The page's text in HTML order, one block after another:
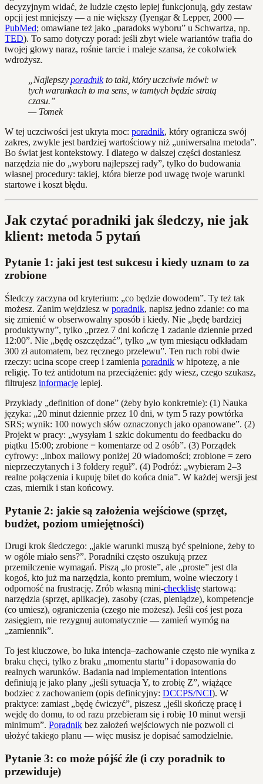
decyzyjnym widać, że ludzie często lepiej funkcjonują, gdy zestaw
opcji jest mniejszy — a nie większy (Iyengar & Lepper, 2000 —
PubMed; omawiane też jako „paradoks wyboru” u Schwartza, np.
TED). To samo dotyczy porad: jeśli zbyt wiele wariantów trafia do
twojej głowy naraz, rośnie tarcie i maleje szansa, że cokolwiek
wdrożysz.
„Najlepszyporadnikto taki, który uczciwie mówi: w
tych warunkach to ma sens, w tamtych będzie stratą
czasu.”
— Tomek
W tej uczciwości jest ukryta moc: poradnik, który ogranicza swój
zakres, zwykle jest bardziej wartościowy niż „uniwersalna metoda”.
Bo świat jest kontekstowy. I dlatego w dalszej części dostaniesz
narzędzia nie do „wyboru najlepszej rady”, tylko do budowania
własnej procedury: takiej, która bierze pod uwagę twoje warunki
startowe i koszt błędu.
Jak czytać poradniki jak śledczy, nie jak
klient: metoda 5 pytań
Pytanie 1: jaki jest test sukcesu i kiedy uznam to za
zrobione
Śledczy zaczyna od kryterium: „co będzie dowodem”. Ty też tak
możesz. Zanim wejdziesz w poradnik, napisz jedno zdanie: co ma
się zmienić w obserwowalny sposób i kiedy. Nie „będę bardziej
produktywny”, tylko „przez 7 dni kończę 1 zadanie dziennie przed
12:00”. Nie „będę oszczędzać”, tylko „w tym miesiącu odkładam
300 zł automatem, bez ręcznego przelewu”. Ten ruch robi dwie
rzeczy: ucina scope creep i zamienia poradnik w hipotezę, a nie
religię. To też antidotum na przeciążenie: gdy wiesz, czego szukasz,
filtrujesz informacje lepiej.
Przykłady „definition of done” (żeby było konkretnie): (1) Nauka
języka: „20 minut dziennie przez 10 dni, w tym 5 razy powtórka
SRS; wynik: 100 nowych słów oznaczonych jako opanowane”. (2)
Projekt w pracy: „wysyłam 1 szkic dokumentu do feedbacku do
piątku 15:00; zrobione = komentarze od 2 osób”. (3) Porządek
cyfrowy: „inbox mailowy poniżej 20 wiadomości; zrobione = zero
nieprzeczytanych i 3 foldery reguł”. (4) Podróż: „wybieram 2–3
realne połączenia i kupuję bilet do końca dnia”. W każdej wersji jest
czas, miernik i stan końcowy.
Pytanie 2: jakie są założenia wejściowe (sprzęt,
budżet, poziom umiejętności)
Drugi krok śledczego: „jakie warunki muszą być spełnione, żeby to
w ogóle miało sens?”. Poradniki często oszukują przez
przemilczenie wymagań. Piszą „to proste”, ale „proste” jest dla
kogoś, kto już ma narzędzia, konto premium, wolne wieczory i
odporność na frustrację. Zrób własną mini-checklistę startową:
narzędzia (sprzęt, aplikacje), zasoby (czas, pieniądze), kompetencje
(co umiesz), ograniczenia (czego nie możesz). Jeśli coś jest poza
zasięgiem, nie rezygnuj automatycznie — zamień wymóg na
„zamiennik”.
To jest kluczowe, bo luka intencja–zachowanie często nie wynika z
braku chęci, tylko z braku „momentu startu” i dopasowania do
realnych warunków. Badania nad implementation intentions
definiują je jako plany „jeśli sytuacja Y, to zrobię Z”, wiążące
bodziec z zachowaniem (opis definicyjny: DCCPS/NCI). W
praktyce: zamiast „będę ćwiczyć”, piszesz „jeśli skończę pracę i
wejdę do domu, to od razu przebieram się i robię 10 minut wersji
minimum”. Poradnik bez założeń wejściowych nie pozwoli ci
ułożyć takiego planu — więc musisz je dopisać samodzielnie.
Pytanie 3: co może pójść źle (i czy poradnik to
przewiduje)